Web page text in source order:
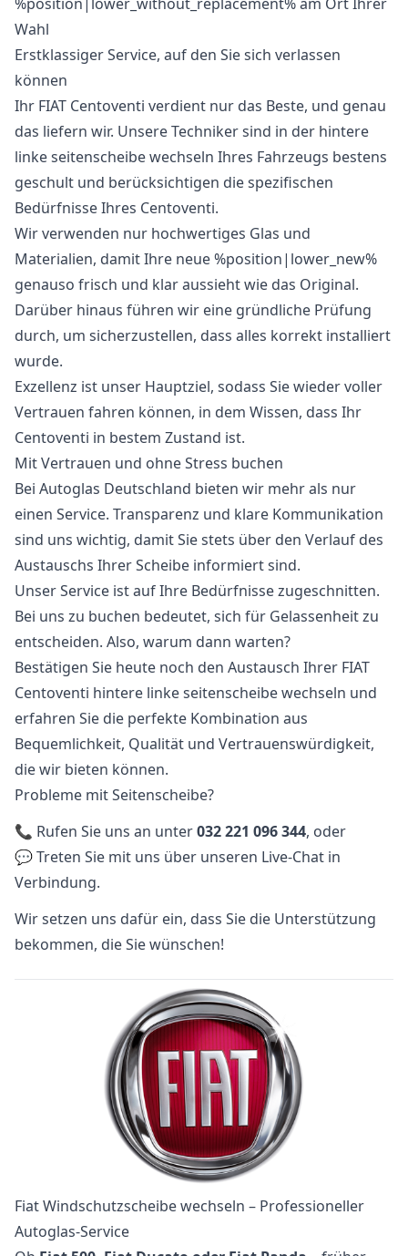
Erstklassiger Service, auf den Sie sich verlassen
können
Ihr FIAT Centoventi verdient nur das Beste, und genau
das liefern wir. Unsere Techniker sind in der hintere
linke seitenscheibe wechseln Ihres Fahrzeugs bestens
geschult und berücksichtigen die spezifischen
Bedürfnisse Ihres Centoventi.
Wir verwenden nur hochwertiges Glas und
Materialien, damit Ihre neue %position|lower_new%
genauso frisch und klar aussieht wie das Original.
Darüber hinaus führen wir eine gründliche Prüfung
durch, um sicherzustellen, dass alles korrekt installiert
wurde.
Exzellenz ist unser Hauptziel, sodass Sie wieder voller
Vertrauen fahren können, in dem Wissen, dass Ihr
Centoventi in bestem Zustand ist.
Mit Vertrauen und ohne Stress buchen
Bei Autoglas Deutschland bieten wir mehr als nur
einen Service. Transparenz und klare Kommunikation
sind uns wichtig, damit Sie stets über den Verlauf des
Austauschs Ihrer Scheibe informiert sind.
Unser Service ist auf Ihre Bedürfnisse zugeschnitten.
Bei uns zu buchen bedeutet, sich für Gelassenheit zu
entscheiden. Also, warum dann warten?
Bestätigen Sie heute noch den Austausch Ihrer FIAT
Centoventi hintere linke seitenscheibe wechseln und
erfahren Sie die perfekte Kombination aus
Bequemlichkeit, Qualität und Vertrauenswürdigkeit,
die wir bieten können.
Probleme mit Seitenscheibe?
📞 Rufen Sie uns an unter032 221 096 344, oder
💬 Treten Sie mit uns über unseren Live-Chat in
Verbindung.
Wir setzen uns dafür ein, dass Sie die Unterstützung
bekommen, die Sie wünschen!
Fiat Windschutzscheibe wechseln – Professioneller
Autoglas-Service